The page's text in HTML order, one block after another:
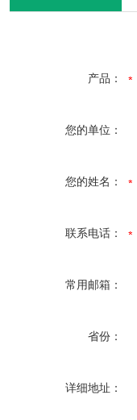
产品：
您的单位：
您的姓名：
联系电话：
常用邮箱：
省份：
详细地址：